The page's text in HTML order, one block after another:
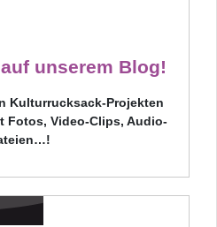
unserem Blog!
Kulturrucksack-Projekten
Fotos, Video-Clips, Audio-